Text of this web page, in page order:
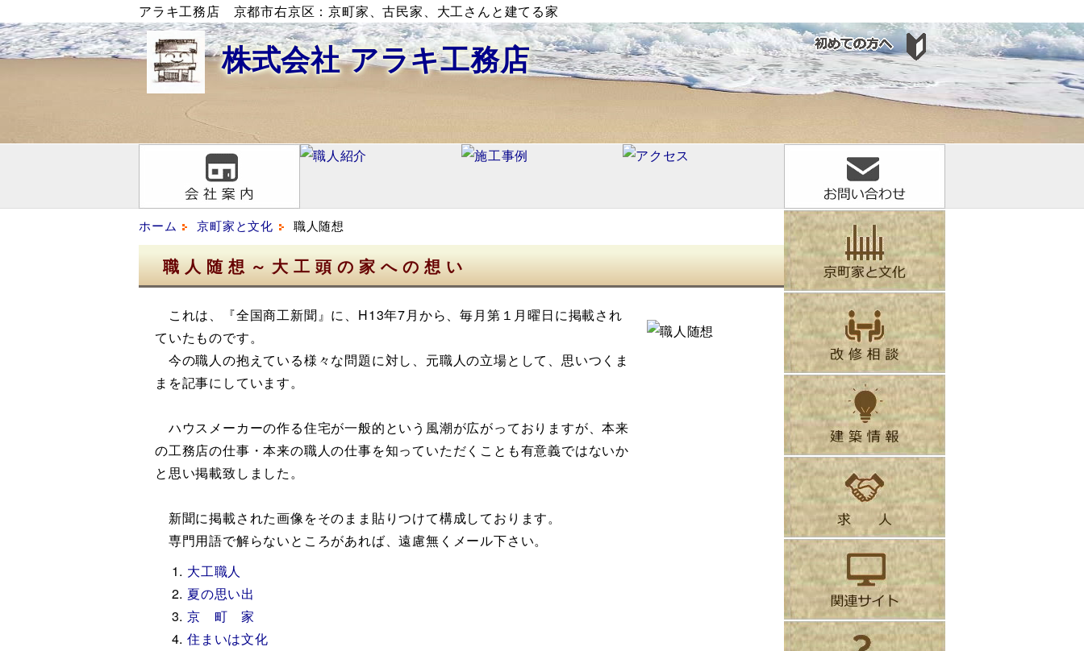
アラキ工務店 京都市右京区：京町家、古民家、大工さんと建てる家
株式会社アラキ工務店
ホーム 京町家と文化 職人随想
職人随想～大工頭の家への想い
これは、『全国商工新聞』に、H13年7月から、毎月第１月曜日に掲載され
ていたものです。
今の職人の抱えている様々な問題に対し、元職人の立場として、思いつくま
まを記事にしています。
ハウスメーカーの作る住宅が一般的という風潮が広がっておりますが、本来
の工務店の仕事・本来の職人の仕事を知っていただくことも有意義ではないか
と思い掲載致しました。
新聞に掲載された画像をそのまま貼りつけて構成しております。
専門用語で解らないところがあれば、遠慮無くメール下さい。
大工職人
夏の思い出
京 町 家
住まいは文化